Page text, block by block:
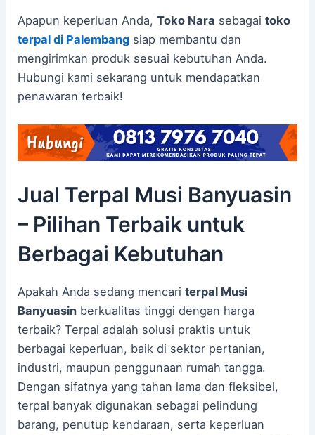
Apapun keperluan Anda,Toko Nara sebagaitoko
terpal di Palembang siap membantu dan
mengirimkan produk sesuai kebutuhan Anda.
Hubungi kami sekarang untuk mendapatkan
penawaran terbaik!
Jual Terpal Musi Banyuasin
– Pilihan Terbaik untuk
Berbagai Kebutuhan
Apakah Anda sedang mencariterpal Musi
Banyuasin berkualitas tinggi dengan harga
terbaik? Terpal adalah solusi praktis untuk
berbagai keperluan, baik di sektor pertanian,
industri, maupun penggunaan rumah tangga.
Dengan sifatnya yang tahan lama dan fleksibel,
terpal banyak digunakan sebagai pelindung
barang, penutup kendaraan, serta keperluan